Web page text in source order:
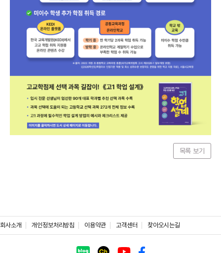
목록 보기
회사소개 개인정보처리방침 이용약관 고객센터 찾아오시는길